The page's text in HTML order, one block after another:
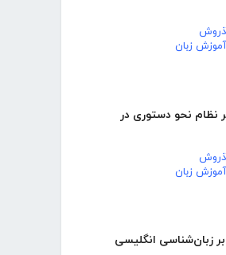
زبان
نظام نحو دستوری در
زبان
زبان‌شناسی انگلیسی